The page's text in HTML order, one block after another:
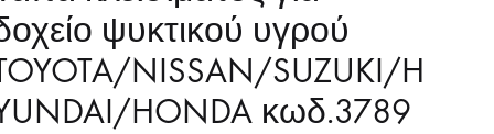
με ΜΠΡΑΤΣΟ
ΒΕΝΤΙΛΑΤΕΡ
ΕΝΔΕΙΞΕΩΝ
ΘΕΡΜΟΚΡΑΣΙΑΣ ΟΡΓΑΝΟΥ
ψυκτικού υγρού
NISSAN/SUZUKI/H
HONDA κωδ.3789